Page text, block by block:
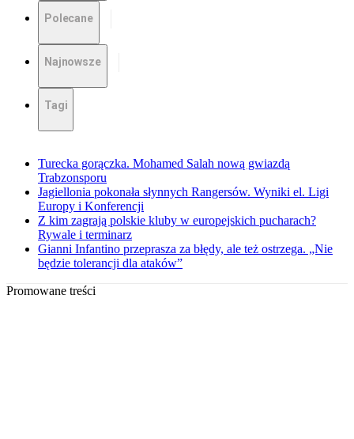
Polecane
Najnowsze
Tagi
Turecka gorączka. Mohamed Salah nową gwiazdą
Trabzonsporu
Jagiellonia pokonała słynnych Rangersów. Wyniki el. Ligi
Europy i Konferencji
Z kim zagrają polskie kluby w europejskich pucharach?
Rywale i terminarz
Gianni Infantino przeprasza za błędy, ale też ostrzega. „Nie
będzie tolerancji dla ataków”
Promowane treści